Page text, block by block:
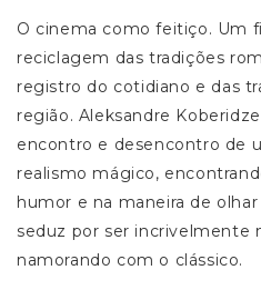
O cinema como feitiço. Um
reciclagem das tradições
registro do cotidiano e das
região. Aleksandre
encontro e desencontro de
realismo mágico,
humor e na maneira de
seduz por ser incrivelmente
namorando com o clássico.